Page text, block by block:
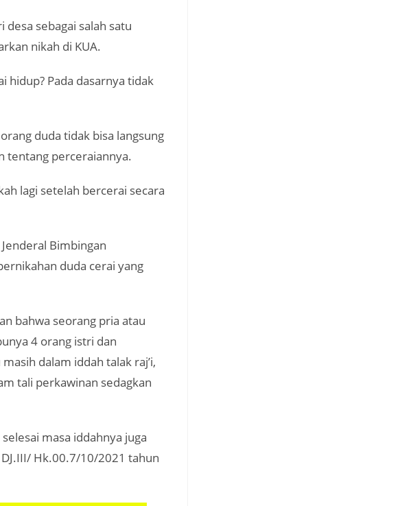
sebagai salah satu
nikah di KUA.
hidup? Pada dasarnya tidak
duda tidak bisa langsung
tentang perceraiannya.
lagi setelah bercerai secara
Bimbingan
duda cerai yang
bahwa seorang pria atau
4 orang istri dan
dalam iddah talak raj’i,
tali perkawinan sedagkan
masa iddahnya juga
Hk.00.7/10/2021 tahun